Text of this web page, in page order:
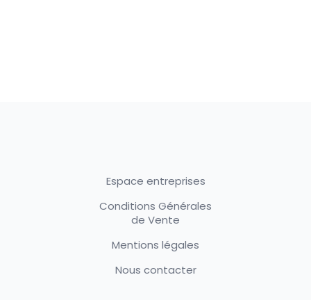
Espace entreprises
Conditions Générales
de Vente
Mentions légales
Nous contacter